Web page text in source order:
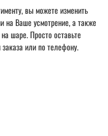
вы можете изменить
на Ваше усмотрение, а также
шаре. Просто оставьте
или по телефону.